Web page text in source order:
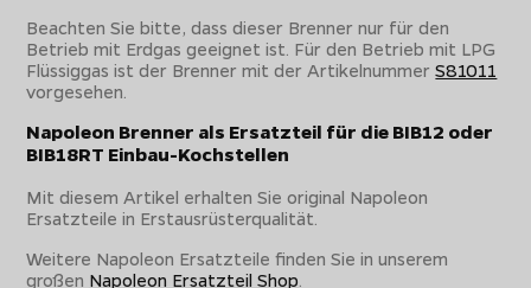
Beachten Sie bitte, dass dieser Brenner nur für den
Betrieb mit Erdgas geeignet ist. Für den Betrieb mit LPG
Flüssiggas ist der Brenner mit der ArtikelnummerS81011
vorgesehen.
Napoleon Brenner als Ersatzteil für die BIB12 oder
BIB18RT Einbau-Kochstellen
Mit diesem Artikel erhalten Sie original Napoleon
Ersatzteile in Erstausrüsterqualität.
Weitere Napoleon Ersatzteile finden Sie in unserem
großen Napoleon Ersatzteil Shop